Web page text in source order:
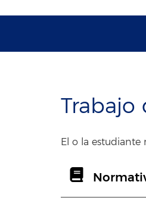
Trabajo
El o la estudiante